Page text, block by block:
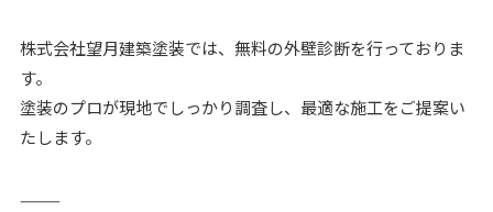
株式会社望月建築塗装では、無料の外壁診断を行っておりま
す。
塗装のプロが現地でしっかり調査し、最適な施工をご提案い
たします。
⸻